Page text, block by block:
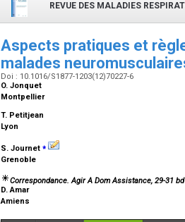
REVUE DES MALADIES
Aspects pratiques et
malades
Doi : 10.1016/S1877-1203(12)70227-6
O. Jonquet
Montpellier
T. Petitjean
Lyon
S. Journet ⁎
Grenoble
Correspondance. Agir A Dom Assistance, 29-31
D. Amar
Amiens